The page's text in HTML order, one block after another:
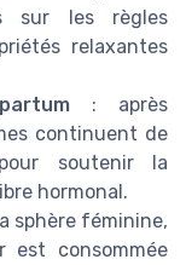
sur les règles
relaxantes
: après
continuent de
soutenir la
hormonal.
sphère féminine,
est consommée